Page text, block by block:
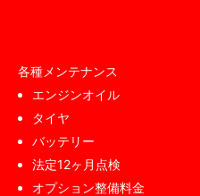
各種メンテナンス
エンジンオイル
タイヤ
バッテリー
法定12ヶ月点検
オプション整備料金